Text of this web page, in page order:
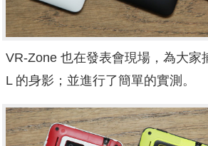
VR-Zone 也在發表會現場，為大家
L 的身影；並進行了簡單的實測。